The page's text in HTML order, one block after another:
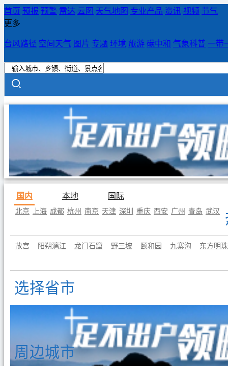
首页 预报 预警 雷达 云图 天气地图 专业产品 资讯 视频 节气
更多
台风路径 空间天气 图片 专题 环境 旅游 碳中和 气象科普 一带
国内 本地 国际
北京 上海 成都 杭州 南京 天津 深圳 重庆 西安 广州 青岛 武汉
故宫 阳朔漓江 龙门石窟 野三坡 颐和园 九寨沟 东方明珠
选择省市
周边城市